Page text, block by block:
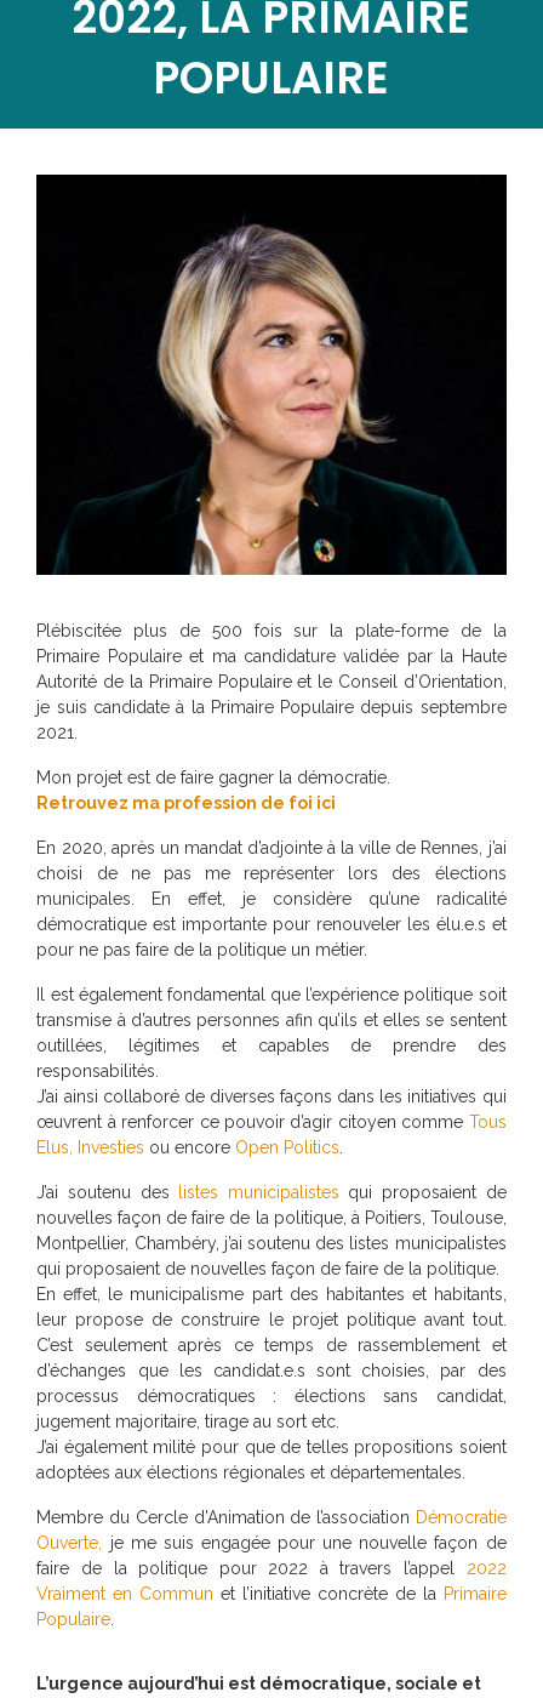
2022, LA PRIMAIRE
POPULAIRE
Plébiscitée plus de 500 fois sur la plate-forme de la
Primaire Populaire et ma candidature validée par la Haute
Autorité de la Primaire Populaire et le Conseil d’Orientation,
je suis candidate à la Primaire Populaire depuis septembre
2021.
Mon projet est de faire gagner la démocratie.
Retrouvez ma profession de foi ici
En 2020, après un mandat d’adjointe à la ville de Rennes, j’ai
choisi de ne pas me représenter lors des élections
municipales. En effet, je considère qu’une radicalité
démocratique est importante pour renouveler les élu.e.s et
pour ne pas faire de la politique un métier.
Il est également fondamental que l’expérience politique soit
transmise à d’autres personnes afin qu’ils et elles se sentent
outillées, légitimes et capables de prendre des
responsabilités.
J’ai ainsi collaboré de diverses façons dans les initiatives qui
œuvrent à renforcer ce pouvoir d’agir citoyen comme Tous
Elus,
Investies ou encore Open Politics
J’ai soutenu des listes municipalistes qui proposaient de
nouvelles façon de faire de la politique, à Poitiers, Toulouse,
Montpellier, Chambéry, j’ai soutenu des listes municipalistes
qui proposaient de nouvelles façon de faire de la politique.
En effet, le municipalisme part des habitantes et habitants,
leur propose de construire le projet politique avant tout.
C’est seulement après ce temps de rassemblement et
d’échanges que les candidat.e.s sont choisies, par des
processus démocratiques : élections sans candidat,
jugement majoritaire, tirage au sort etc.
J’ai également milité pour que de telles propositions soient
adoptées aux élections régionales et départementales.
Membre du Cercle d’Animation de l’association Démocratie
Ouverte,
je me suis engagée pour une nouvelle façon de
faire de la politique pour 2022 à travers l’appel 2022
Vraiment en Commun et l’initiative concrète de la Primaire
Populaire
L’urgence aujourd’hui est démocratique, sociale et